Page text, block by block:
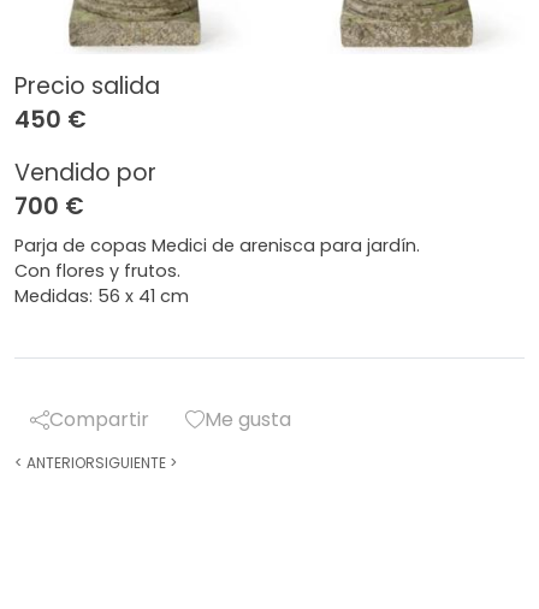
Precio salida
450 €
Vendido por
700 €
Parja de copas Medici de arenisca para jardín.
Con flores y frutos.
Medidas: 56 x 41 cm
Compartir Me gusta
< ANTERIORSIGUIENTE >